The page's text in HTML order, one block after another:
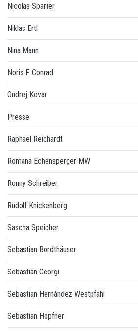
Nicolas Spanier
Niklas Ertl
Nina Mann
Noris F. Conrad
Ondrej Kovar
Presse
Raphael Reichardt
Romana Echensperger MW
Ronny Schreiber
Rudolf Knickenberg
Sascha Speicher
Sebastian Bordthäuser
Sebastian Georgi
Sebastian Hernández Westpfahl
Sebastian Höpfner